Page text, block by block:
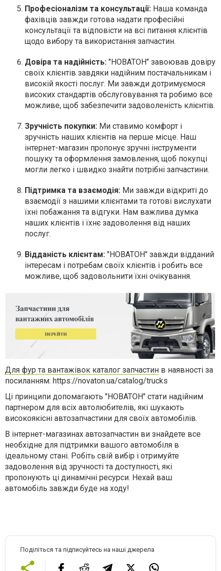
Професіоналізм та консультації: Наша команда
фахівців завжди готова надати професійні
консультації та відповісти на всі питання клієнтів
щодо вибору та використання запчастин.
Довіра та надійність: "НОВАТОН" завоював довіру
своїх клієнтів завдяки надійним постачальникам і
високій якості послуг. Ми завжди дотримуємося
високих стандартів обслуговування та робимо все
можливе, щоб забезпечити задоволеність клієнтів.
Зручність покупки: Ми ставимо комфорт і
зручність наших клієнтів на перше місце. Наш
інтернет-магазин пропонує зручні інструменти
пошуку та оформлення замовлення, щоб покупці
могли легко і швидко знайти потрібні запчастини.
Підтримка та взаємодія: Ми завжди відкриті до
взаємодії з нашими клієнтами та готові вислухати
їхні побажання та відгуки. Нам важлива думка
наших клієнтів і їхнє задоволення від наших
послуг.
Відданість клієнтам: "НОВАТОН" завжди відданий
інтересам і потребам своїх клієнтів і робить все
можливе, щоб задовольнити їхні очікування.
Для фур та вантажівок каталог запчастин в наявності за
посиланням: https://novaton.ua/catalog/trucks
Ці принципи допомагають "НОВАТОН" стати надійним
партнером для всіх автолюбителів, які шукають
високоякісні автозапчастини для своїх автомобілів.
В інтернет-магазинах автозапчастин ви знайдете все
необхідне для підтримки вашого автомобіля в
ідеальному стані. Робіть свій вибір і отримуйте
задоволення від зручності та доступності, які
пропонують ці динамічні ресурси. Нехай ваш
автомобіль завжди буде на ходу!
Поділіться та підписуйтесь на наші джерела